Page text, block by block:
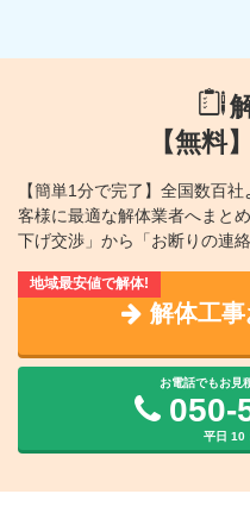
【無料
【簡単1分で完了】全国数百
客様に最適な解体業者へまと
下げ交渉」から「お断りの連
解体工
お電話でもお見
050-
平日 10